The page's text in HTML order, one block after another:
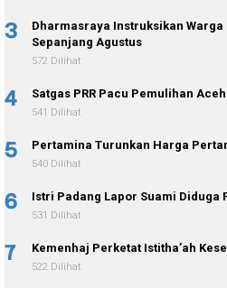
3
Dharmasraya Instruksikan
Sepanjang Agustus
572 Dilihat
4 Satgas PRR Pacu Pemulihan
541 Dilihat
5 Pertamina Turunkan Harga
540 Dilihat
6 Istri Padang Lapor Suami Diduga
531 Dilihat
7 Kemenhaj Perketat Istitha’ah
522 Dilihat